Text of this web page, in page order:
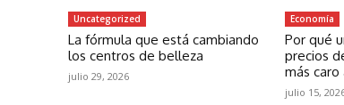
Uncategorized
La fórmula que está cambiando
los centros de belleza
julio 29, 2026
Economía
Por qué
precios
más
julio 15,